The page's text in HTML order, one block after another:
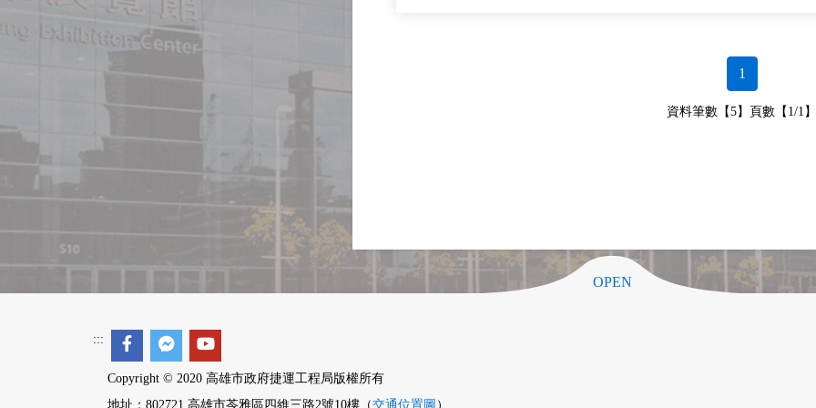
1
資料筆數【5】頁數【1/1】
OPEN
:::
Copyright © 2020 高雄市政府捷運工程局版權所有
地址：802721 高雄市苓雅區四維三路2號10樓（交通位置圖 ）